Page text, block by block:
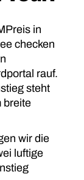
in
checken
rauf.
steht
breite
wir die
luftige